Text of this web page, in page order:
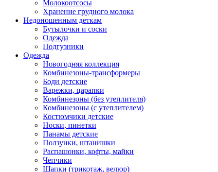
Молокоотсосы
Хранение грудного молока
Недоношенным деткам
Бутылочки и соски
Одежда
Подгузники
Одежда
Новогодняя коллекция
Комбинезоны-трансформеры
Боди детские
Варежки, царапки
Комбинезоны (без утеплителя)
Комбинезоны (с утеплителем)
Костюмчики детские
Носки, пинетки
Панамы детские
Ползунки, штанишки
Распашонки, кофты, майки
Чепчики
Шапки (трикотаж, велюр)